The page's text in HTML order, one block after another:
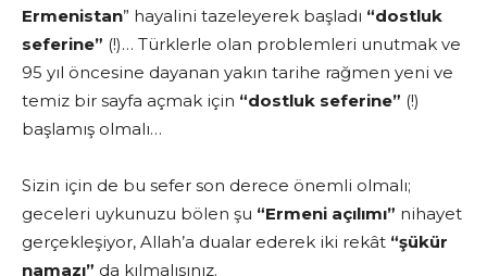
Ermenistan” hayalini tazeleyerek başladı “dostluk
seferine” (!)… Türklerle olan problemleri unutmak ve
95 yıl öncesine dayanan yakın tarihe rağmen yeni ve
temiz bir sayfa açmak için “dostluk seferine” (!)
başlamış olmalı…
Sizin için de bu sefer son derece önemli olmalı;
geceleri uykunuzu bölen şu “Ermeni açılımı” nihayet
gerçekleşiyor, Allah’a dualar ederek iki rekât “şükür
namazı” da kılmalısınız.